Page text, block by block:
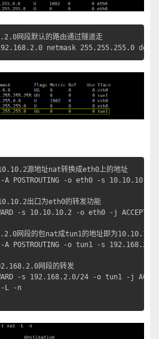
网段默认的路由通过隧道走
netmask 255.255.255.0 dev
源地址nat转换成eth0上的地址
-o eth0 -s 10.10.10.2 -j
出口为eth0的转发功能
-s 10.10.10.2 -o eth0 -j ACCEPT
网段的包nat成tun1的地址即为10.10.10.1
-o tun1 -s 192.168.2.0/
网段的转发
-s 192.168.2.0/24 -o tun1 -j
L -n